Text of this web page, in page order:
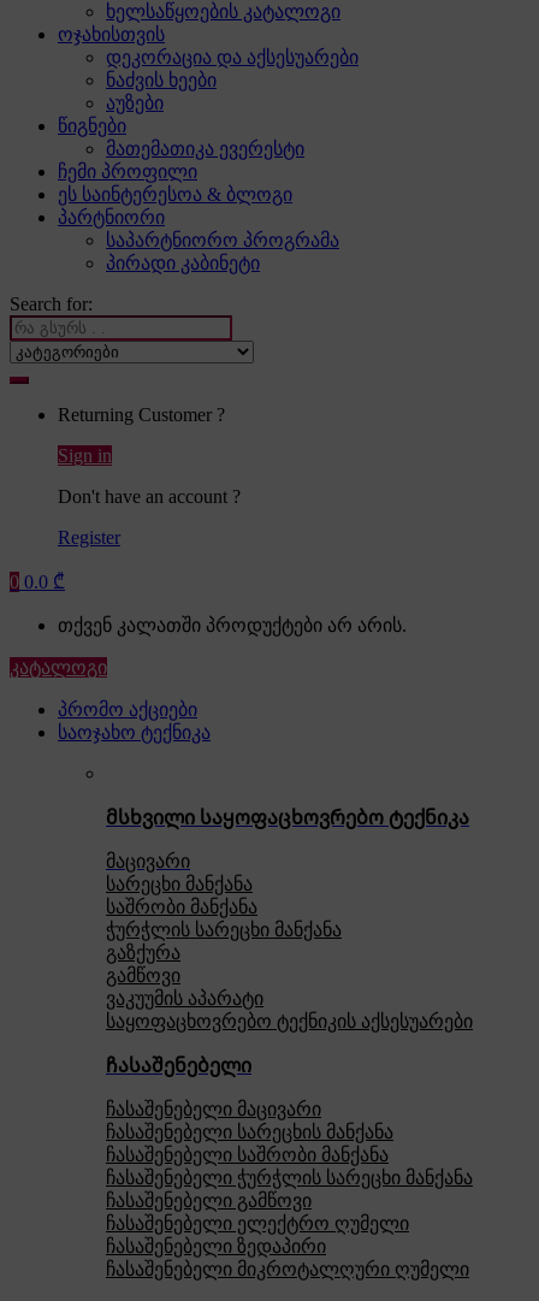
ხელსაწყოების კატალოგი
ოჯახისთვის
დეკორაცია და აქსესუარები
ნაძვის ხეები
აუზები
წიგნები
მათემათიკა ევერესტი
ჩემი პროფილი
ეს საინტერესოა & ბლოგი
პარტნიორი
საპარტნიორო პროგრამა
პირადი კაბინეტი
Search for:
Returning Customer ?
Sign in
Don't have an account ?
Register
0 0.0 ₾
თქვენ კალათში პროდუქტები არ არის.
კატალოგი
პრომო აქციები
საოჯახო ტექნიკა
მსხვილი საყოფაცხოვრებო ტექნიკა
მაცივარი
სარეცხი მანქანა
საშრობი მანქანა
ჭურჭლის სარეცხი მანქანა
გაზქურა
გამწოვი
ვაკუუმის აპარატი
საყოფაცხოვრებო ტექნიკის აქსესუარები
ჩასაშენებელი
ჩასაშენებელი მაცივარი
ჩასაშენებელი სარეცხის მანქანა
ჩასაშენებელი საშრობი მანქანა
ჩასაშენებელი ჭურჭლის სარეცხი მანქანა
ჩასაშენებელი გამწოვი
ჩასაშენებელი ელექტრო ღუმელი
ჩასაშენებელი ზედაპირი
ჩასაშენებელი მიკროტალღური ღუმელი